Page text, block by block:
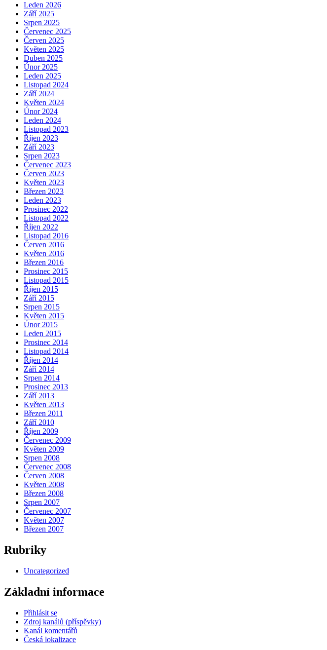
Leden 2026
Září 2025
Srpen 2025
Červenec 2025
Červen 2025
Květen 2025
Duben 2025
Únor 2025
Leden 2025
Listopad 2024
Září 2024
Květen 2024
Únor 2024
Leden 2024
Listopad 2023
Říjen 2023
Září 2023
Srpen 2023
Červenec 2023
Červen 2023
Květen 2023
Březen 2023
Leden 2023
Prosinec 2022
Listopad 2022
Říjen 2022
Listopad 2016
Červen 2016
Květen 2016
Březen 2016
Prosinec 2015
Listopad 2015
Říjen 2015
Září 2015
Srpen 2015
Květen 2015
Únor 2015
Leden 2015
Prosinec 2014
Listopad 2014
Říjen 2014
Září 2014
Srpen 2014
Prosinec 2013
Září 2013
Květen 2013
Březen 2011
Září 2010
Říjen 2009
Červenec 2009
Květen 2009
Srpen 2008
Červenec 2008
Červen 2008
Květen 2008
Březen 2008
Srpen 2007
Červenec 2007
Květen 2007
Březen 2007
Rubriky
Uncategorized
Základní informace
Přihlásit se
Zdroj kanálů (příspěvky)
Kanál komentářů
Česká lokalizace